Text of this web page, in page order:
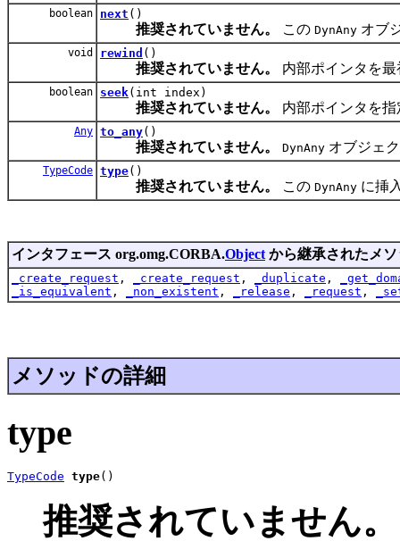
boolean next ()
推奨されていません。 この DynAny オブ
void rewind ()
推奨されていません。 内部ポインタを
boolean seek(int index)
推奨されていません。 内部ポインタを
Any to_any()
推奨されていません。 DynAny オブジェ
TypeCode type()
推奨されていません。 この DynAny に挿
インタフェース org.omg.CORBA.Object から継承されたメ
_create_request , _create_request , _duplicate ,
_is_equivalent , _non_existent , _release , _request ,
メソッドの詳細
type
TypeCode type()
推奨されていません。